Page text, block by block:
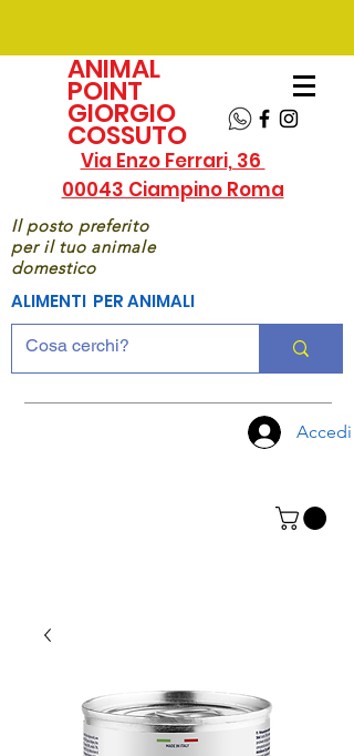
ANIMAL
POINT
GIORGIO
COSSUTO
Via Enzo Ferrari, 36
00043 Ciampino Roma
Il posto preferito
per il tuo animale
domestico
ALIMENTI PER ANIMALI
Accedi